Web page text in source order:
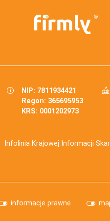
NIP: 7811934421
Regon: 365695953
KRS: 0001202973
Infolinia Krajowej Informacji
informacje prawne